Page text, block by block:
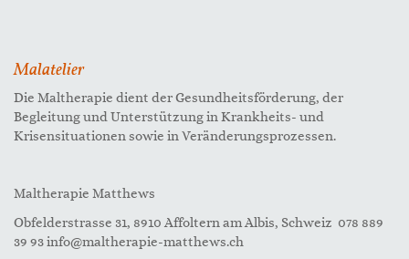
Malatelier
Die Maltherapie dient der Gesundheitsförderung, der
Begleitung und Unterstützung in Krankheits- und
Krisensituationen sowie in Veränderungsprozessen.
Maltherapie Matthews
Obfelderstrasse 31, 8910 Affoltern am Albis, Schweiz 078 889
39 93 info@maltherapie-matthews.ch